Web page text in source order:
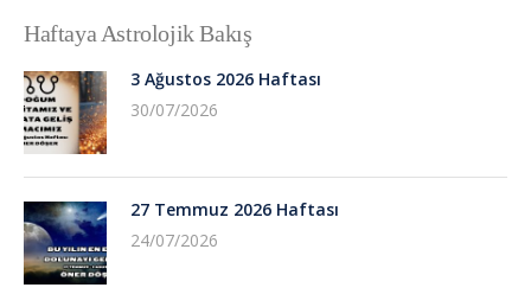
Haftaya Astrolojik Bakış
3 Ağustos 2026 Haftası
30/07/2026
27 Temmuz 2026 Haftası
24/07/2026